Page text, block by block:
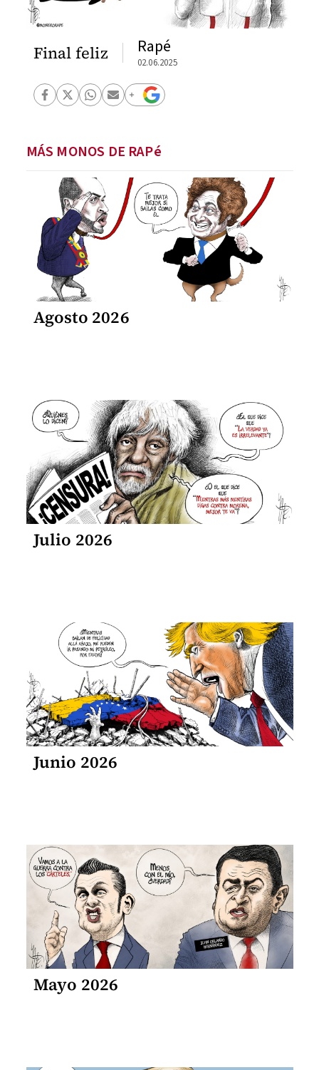
Final feliz Rapé
02.06.2025
MÁS MONOS DE RAPé
Agosto 2026
Julio 2026
Junio 2026
Mayo 2026